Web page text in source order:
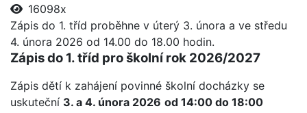
16098x
Zápis do 1. tříd proběhne v úterý 3. února a ve středu
4. února 2026 od 14.00 do 18.00 hodin.
Zápis do 1. tříd pro školní rok 2026/2027
Zápis dětí k zahájení povinné školní docházky se
uskuteční 3. a 4. února 2026 od 14:00 do 18:00